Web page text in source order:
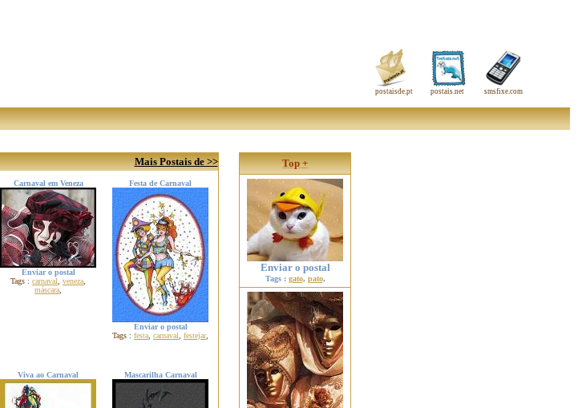
postaisde.pt postais.net smsfixe.com
Mais Postais de >>
Carnaval em Veneza
Enviar o postal
Tags : carnaval veneza
máscara
Festa de Carnaval
Enviar o postal
Tags : festa carnaval festejar,
Viva ao Carnaval Mascarilha Carnaval
Top +
Enviar o postal
Tags : gato, pato,